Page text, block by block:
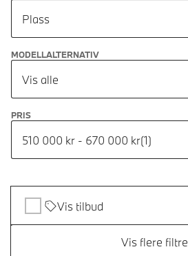
Plass
MODELLALTERNATIV
Vis alle
PRIS
510 000 kr - 670 000 kr(1)
Vis tilbud
Vis flere filtre